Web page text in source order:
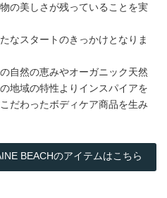
の美しさが残っていることを実
なスタートのきっかけとなりま
自然の恵みやオーガニック天然
地域の特性よりインスパイアを
だわったボディケア商品を生み
BEACHのアイテムはこちら